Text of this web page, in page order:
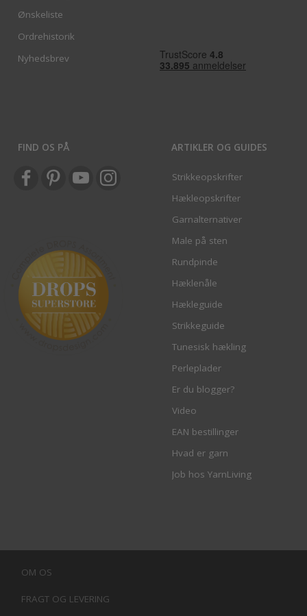
Ønskeliste
Ordrehistorik
Nyhedsbrev
FIND OS PÅ ARTIKLER OG GUIDES
Strikkeopskrifter
Hækleopskrifter
Garnalternativer
Male på sten
Rundpinde
Hæklenåle
Hækleguide
Strikkeguide
Tunesisk hækling
Perleplader
Er du blogger?
Video
EAN bestillinger
Hvad er garn
Job hos YarnLiving
OM OS
FRAGT OG LEVERING